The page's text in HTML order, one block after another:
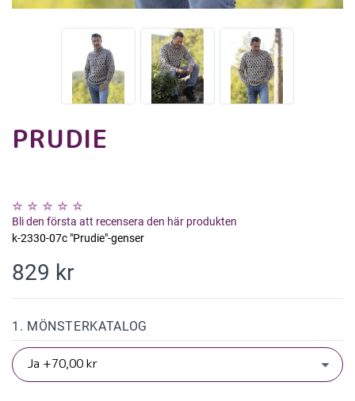
PRUDIE
Bli den första att recensera den här produkten
k-2330-07c "Prudie"-genser
829 kr
1. MÖNSTERKATALOG